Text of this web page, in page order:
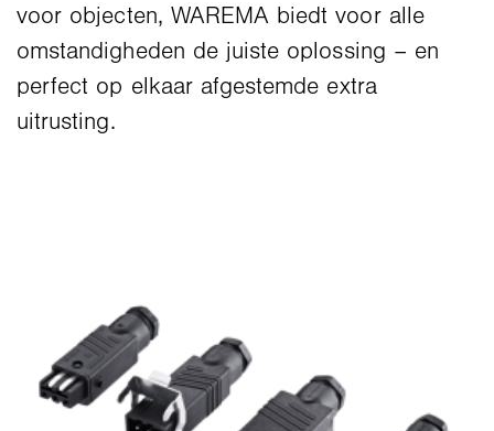
voor objecten, WAREMA biedt voor alle
omstandigheden de juiste oplossing – en
perfect op elkaar afgestemde extra
uitrusting.